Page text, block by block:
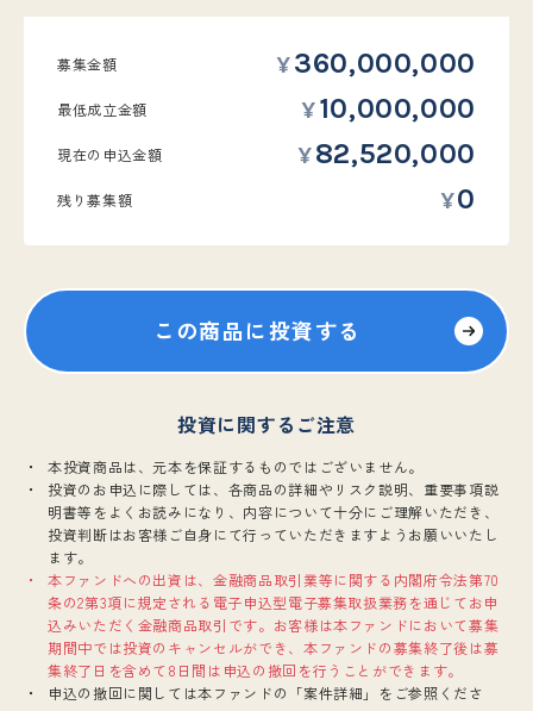
募集金額 360,000,000
最低成立金額 10,000,000
現在の 申込金額 82,520,000
残り募集額 0
この商品に投資する
投資に関するご注意
本投資商品は、元本を保証するものではございません。
投資のお申込に際しては、各商品の詳細やリスク説明、重要事項説
明書等をよくお読みになり、内容について十分にご理解いただき、
投資判断はお客様ご自身にて行っていただきますようお願いいたし
ます。
本ファンドへの出資は、金融商品取引業等に関する内閣府令法第70
条の2第3項に規定される電子申込型電子募集取扱業務を通じてお申
込みいただく金融商品取引です。お客様は本ファンドにおいて募集
期間中では投資のキャンセルができ、本ファンドの募集終了後は募
集終了日を含めて8日間は申込の撤回を行うことができます。
申込の撤回に関しては本ファンドの「案件詳細」をご参照くださ